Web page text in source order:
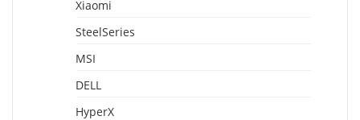
Xiaomi
SteelSeries
MSI
DELL
HyperX